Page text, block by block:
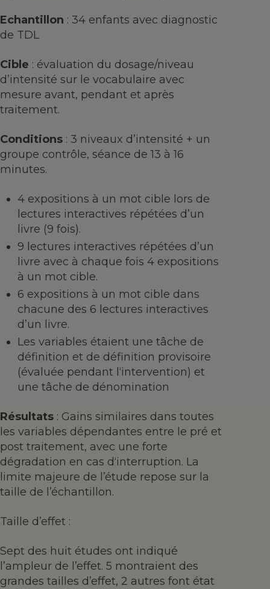
Echantillon : 34 enfants avec diagnostic
de TDL
Cible : évaluation du dosage/niveau
d’intensité sur le vocabulaire avec
mesure avant, pendant et après
traitement.
Conditions : 3 niveaux d’intensité + un
groupe contrôle, séance de 13 à 16
minutes.
4 expositions à un mot cible lors de
lectures interactives répétées d’un
livre (9 fois).
9 lectures interactives répétées d’un
livre avec à chaque fois 4 expositions
à un mot cible.
6 expositions à un mot cible dans
chacune des 6 lectures interactives
d’un livre.
Les variables étaient une tâche de
définition et de définition provisoire
(évaluée pendant l‘intervention) et
une tâche de dénomination
Résultats : Gains similaires dans toutes
les variables dépendantes entre le pré et
post traitement, avec une forte
dégradation en cas d‘interruption. La
limite majeure de l’étude repose sur la
taille de l’échantillon.
Taille d’effet :
Sept des huit études ont indiqué
l’ampleur de l’effet. 5 montraient des
grandes tailles d’effet, 2 autres font état